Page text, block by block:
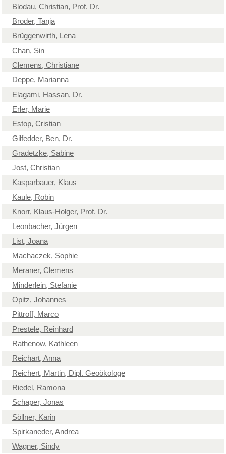
Blodau, Christian, Prof. Dr.
Broder, Tanja
Brüggenwirth, Lena
Chan, Sin
Clemens, Christiane
Deppe, Marianna
Elagami, Hassan, Dr.
Erler, Marie
Estop, Cristian
Gilfedder, Ben, Dr.
Gradetzke, Sabine
Jost, Christian
Kasparbauer, Klaus
Kaule, Robin
Knorr, Klaus-Holger, Prof. Dr.
Leonbacher, Jürgen
List, Joana
Machaczek, Sophie
Meraner, Clemens
Minderlein, Stefanie
Opitz, Johannes
Pittroff, Marco
Prestele, Reinhard
Rathenow, Kathleen
Reichart, Anna
Reichert, Martin, Dipl. Geoökologe
Riedel, Ramona
Schaper, Jonas
Söllner, Karin
Spirkaneder, Andrea
Wagner, Sindy